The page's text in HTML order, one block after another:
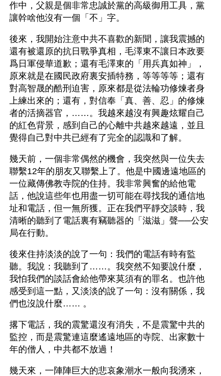
作中，父親是個非常忠誠於黨的高級御用工具，黨
讓幹啥他沒有一個「不」字。
後來，我開始注意中共不喜歡的新聞，讓我震撼的
還有被還原的抗日戰爭真相，毛澤東不讓日本政要
爲日軍侵華道歉；還有毛澤東的「用兵真如神」，
原來就是在國民政府裏安插特務，等等等等；還有
對高智晟的酷刑迫害，原來都是從法輪功修煉者身
上練出來的；還有，對信奉「真、善、忍」的修煉
者的活摘器官，……。我越來越沒有興趣炫耀自己
的紅色背景，感到自己的心離中共越來越遠，並且
覺得自己對中共已經有了完全的認識和了解。
幾天前，一個非常偶然的機會，我突然與一位失去
聯繫12年的朋友又聯繫上了。他是中國邊遠地區的
一位藏傳佛教寺院的住持。我非常興奮的給他電
話，他說這些年也用盡一切可能在尋找我的通信地
址和電話，但一無所獲。正在我們平靜交談時，我
清晰的聽到了電話裏有竊聽器的「滋滋」聲──公安
局在行動。
後來住持淡淡的說了一句：我們的電話有時有監
聽。我說：我聽到了……。我突然不知要說什麼，
我怕我們的談話會給他帶來莫須有的罪名。也許他
感受到這一點，又淡淡的說了一句：沒有關係，我
們也沒說什麼…… 。
撂下電話，我的震驚還沒有消失，不是震驚中共的
監控，而是震驚連這麼遙遠地區的寺院、出家數十
年的僧人，中共都不放過！
幾天來，一陣陣巨大的悲哀象潮水一般向我湧來，